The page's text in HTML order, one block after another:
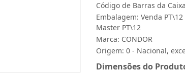
Código de Barras da
Embalagem: Venda PT\12
Master PT\12
Marca: CONDOR
Origem: 0 - Nacional,
Dimensões do